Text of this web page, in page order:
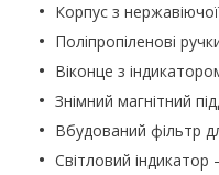
Корпус з
Поліпропіленові
Віконце з
Знімний магнітний
Вбудований фільтр
Світловий індикатор